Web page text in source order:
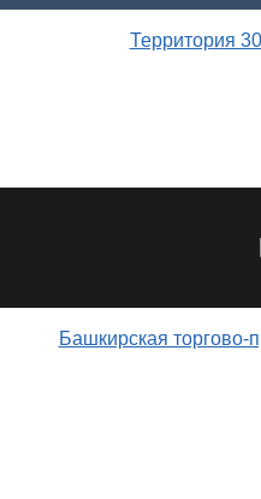
Территория
Башкирская